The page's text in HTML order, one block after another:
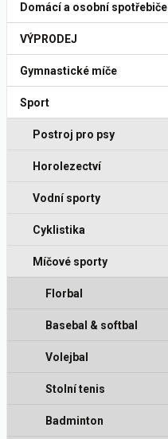
Domácí a osobní spotřebiče
VÝPRODEJ
Gymnastické míče
Sport
Postroj pro psy
Horolezectví
Vodní sporty
Cyklistika
Míčové sporty
Florbal
Basebal & softbal
Volejbal
Stolní tenis
Badminton